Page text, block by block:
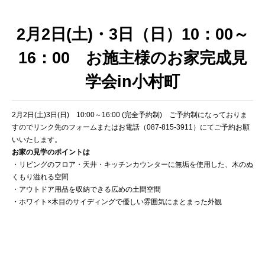
2月2日(土)・3日（日）10：00～
16：00 お施主様のお家完成見
学会in小村町
2月2日(土)3日(日) 10:00～16:00 (完全予約制) ご予約制になっておりま
すのでリンク先のフォームまたはお電話（087-815-3911）にてご予約お願
いいたします。
お家の見学のポイントは
・リビングのフロア・天井・キッチンカウンターに無垢を使用した、木のぬ
くもり溢れる空間
・アウトドア用品を収納できる広めの土間空間
・ホワイト×木目のサイディングで優しい雰囲気にまとまった外観